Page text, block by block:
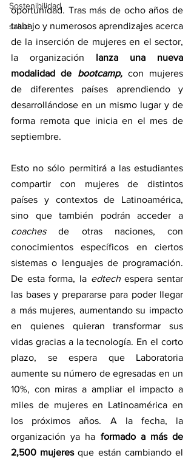
Sostenibilidad
salud
oportunidad. Tras más de ocho años de
trabajo y numerosos aprendizajes acerca
de la inserción de mujeres en el sector,
la organización lanza una nueva
modalidad de bootcamp, con mujeres
de diferentes países aprendiendo y
desarrollándose en un mismo lugar y de
forma remota que inicia en el mes de
septiembre.
Esto no sólo permitirá a las estudiantes
compartir con mujeres de distintos
países y contextos de Latinoamérica,
coaches de otras naciones, con
conocimientos específicos en ciertos
sistemas o lenguajes de programación.
De esta forma, la edtech espera sentar
las bases y prepararse para poder llegar
a más mujeres, aumentando su impacto
en quienes quieran transformar sus
vidas gracias a la tecnología. En el corto
plazo, se espera que Laboratoria
aumente su número de egresadas en un
10%, con miras a ampliar el impacto a
miles de mujeres en Latinoamérica en
los próximos años. A la fecha, la
organización ya ha formado a más de
2,500 mujeres que están cambiando el